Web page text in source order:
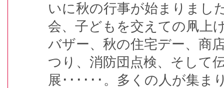
いに秋の行事が始まりまし
会、子どもを交えての凧上
バザー、秋の住宅デー、商
つり、消防団点検、そして
展･･････。多くの人が集ま